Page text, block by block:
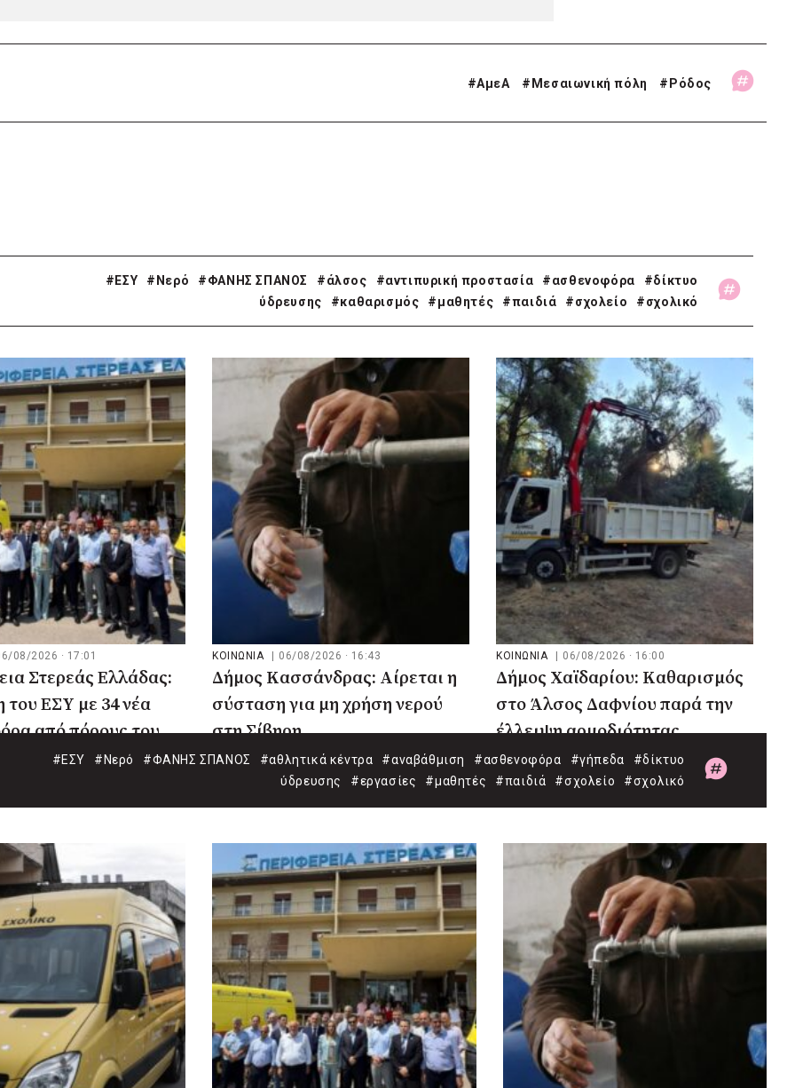
#ΑμεΑ #Μεσαιωνική πόλη #Ρόδος
#ΕΣΥ #Νερό #ΦΑΝΗΣ ΣΠΑΝΟΣ #άλσος #αντιπυρική προστασία #ασθενοφόρα
#δίκτυο
ύδρευσης
#καθαρισμός #μαθητές #παιδιά #σχολείο #σχολικό
08/2026 · 17:01
Στερεάς Ελλάδας:
του ΕΣΥ με 34 νέα
από πόρους του
ΚΟΙΝΩΝΙΑ 06/08/2026 · 16:43
Δήμος Κασσάνδρας: Αίρεται η
σύσταση για μη χρήση νερού
στη Σίβηρη
ΚΟΙΝΩΝΙΑ 06/08/2026 · 16:00
Δήμος Χαϊδαρίου: Καθαρισμός
στο Άλσος Δαφνίου παρά την
έλλειψη αρμοδιότητας
#ΕΣΥ #Νερό #ΦΑΝΗΣ ΣΠΑΝΟΣ #αθλητικά κέντρα #αναβάθμιση #ασθενοφόρα #γήπεδα
#δίκτυο
ύδρευσης
#εργασίες #μαθητές #παιδιά #σχολείο #σχολικό